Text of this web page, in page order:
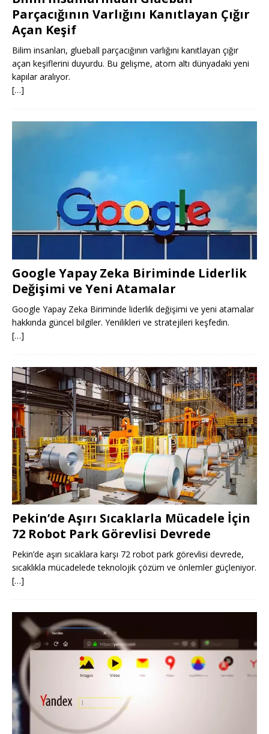
Parçacığının Varlığını Kanıtlayan Çığır
Açan Keşif
Bilim insanları, glueball parçacığının varlığını kanıtlayan çığır
açan keşiflerini duyurdu. Bu gelişme, atom altı dünyadaki yeni
kapılar aralıyor.
[…]
Google Yapay Zeka Biriminde Liderlik
Değişimi ve Yeni Atamalar
Google Yapay Zeka Biriminde liderlik değişimi ve yeni atamalar
hakkında güncel bilgiler. Yenilikleri ve stratejileri keşfedin.
[…]
Pekin’de Aşırı Sıcaklarla Mücadele İçin
72 Robot Park Görevlisi Devrede
Pekin’de aşırı sıcaklara karşı 72 robot park görevlisi devrede,
sıcaklıkla mücadelede teknolojik çözüm ve önlemler güçleniyor.
[…]